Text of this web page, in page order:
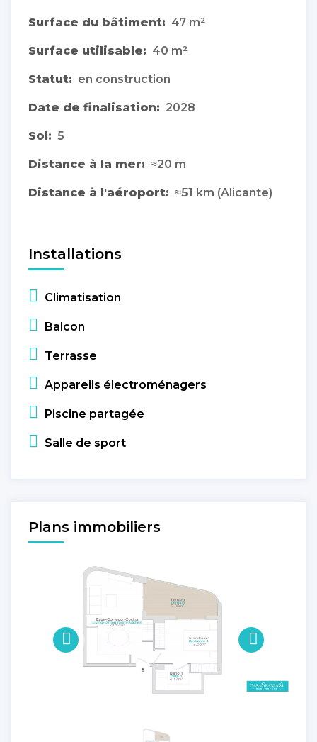
Surface du bâtiment: 47 m²
Surface utilisable: 40 m²
Statut: en construction
Date de finalisation: 2028
Sol: 5
Distance à la mer: ≈20 m
Distance à l'aéroport: ≈51 km (Alicante)
Installations
Climatisation
Balcon
Terrasse
Appareils électroménagers
Piscine partagée
Salle de sport
Plans immobiliers